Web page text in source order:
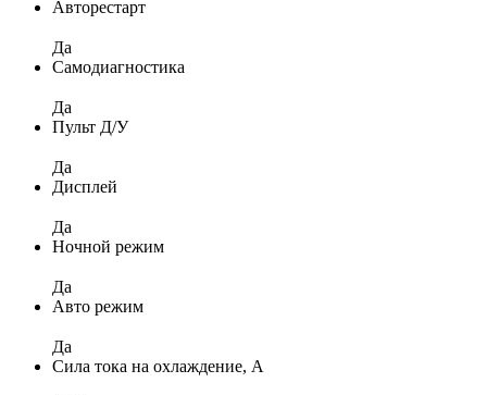
Авторестарт
Да
Самодиагностика
Да
Пульт Д/У
Да
Дисплей
Да
Ночной режим
Да
Авто режим
Да
Сила тока на охлаждение, А